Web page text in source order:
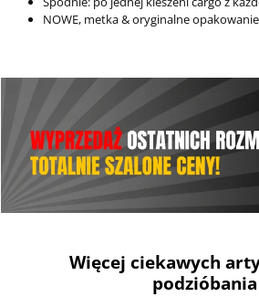
NOWE, metka & oryginalne opakowanie
Więcej ciekawych
podzióbania